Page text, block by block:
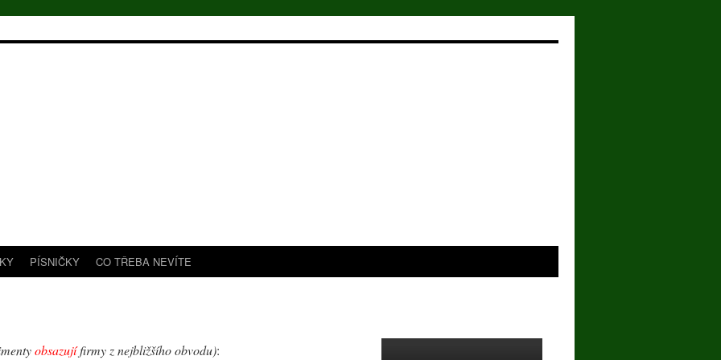
PÍSNIČKY CO TŘEBA NEVÍTE
obsazujífirmy z nejbližšího obvodu):